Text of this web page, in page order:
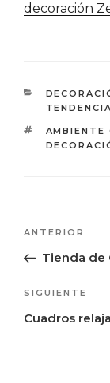
decoración
AMBIENTE
Navegación
entradas
Entrada
anterior:
ANTERIOR
Tienda de
Siguiente
entrada
SIGUIENTE
Cuadros